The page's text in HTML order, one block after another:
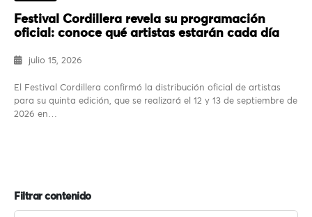
Festival Cordillera revela su programación
oficial: conoce qué artistas estarán cada día
julio 15, 2026
El Festival Cordillera confirmó la distribución oficial de artistas
para su quinta edición, que se realizará el 12 y 13 de septiembre de
2026 en…
Filtrar contenido